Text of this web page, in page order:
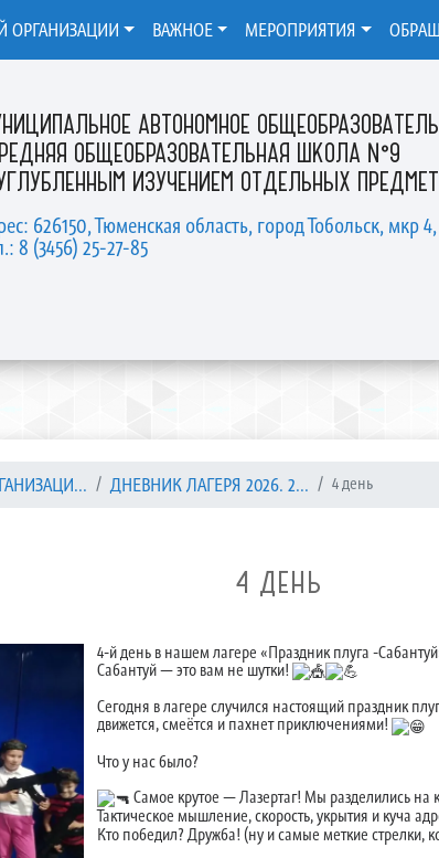
АВТОНОМНОЕ
ОБЩЕОБРАЗОВАТЕЛЬНАЯ ШКОЛА №9
ИЗУЧЕНИЕМ ОТДЕЛЬНЫХ
626150, Тюменская область, город Тобольск, мкр
8 (3456) 25-27-85
ОРГАНИЗАЦИИ ВАЖНОЕ МЕРОПРИЯТИЯ
ДНЕВНИК ЛАГЕРЯ 2026. 2... 4 день
4 ДЕНЬ
4-й день в нашем лагере «Праздник плуга -
Сабантуй — это вам не шутки!
Сегодня в лагере случился настоящий праздник
движется, смеётся и пахнет приключениями!
Что у нас было?
Самое крутое — Лазертаг! Мы разделились
Тактическое мышление, скорость, укрытия и куча
Кто победил? Дружба! (ну и самые меткие стрелки,